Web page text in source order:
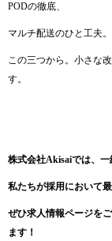
PODの徹底、
マルチ配送のひと工夫。
この三つから。小さな
す。
株式会社Akisaiでは、一
私たちが採用において
ぜひ求人情報ページを
ます！